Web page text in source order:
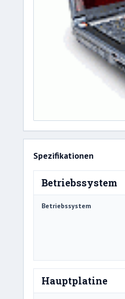
Spezifikationen
Betriebssystem
Betriebssystem
Hauptplatine